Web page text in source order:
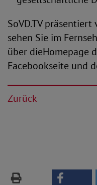
SoVD.TV
sehen Sie im
über dieHomepage
Facebookseite und
Zurück